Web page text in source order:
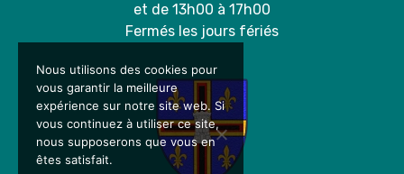
et de 13h00 à 17h00
Fermés les jours fériés
Nous utilisons des cookies pour
vous garantir la meilleure
expérience sur notre site web. Si
vous continuez à utiliser ce site,
nous supposerons que vous en
êtes satisfait.